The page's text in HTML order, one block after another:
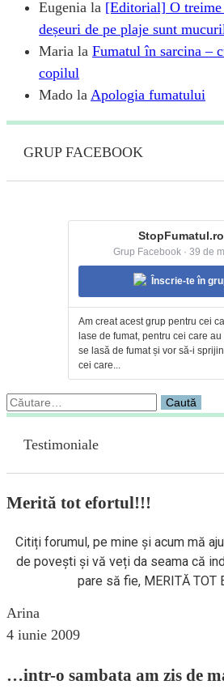
Eugenia la [Editorial] O treime
deșeuri de pe plaje sunt
Maria la Fumatul în sarcina –
copilul
Mado la Apologia fumatului
GRUP FACEBOOK
StopFumatul.ro
Grup Facebook · 39 de
Înscrie-te în
Am creat acest grup pentru cei
lase de fumat, pentru cei care
se lasă de fumat și vor să-i
cei care...
Caută
după:
Testimoniale
Merită tot efortul!!!
Citiți forumul, pe mine și acum mă
de povești și vă veți da seama că
pare să fie, MERITĂ TOT
Arina
4 iunie 2009
…intr-o sambata am zis de